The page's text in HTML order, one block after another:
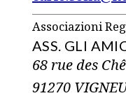
Associazioni
ASS. GLI
68 rue des
91270